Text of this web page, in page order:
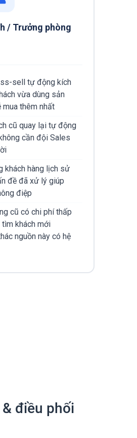
/ Trưởng phòng
sell tự động kích
vừa dùng sản
mua thêm nhất
cũ quay lại tự động
cần đội Sales
khách hàng lịch sử
đề đã xử lý giúp
điệp
cũ có chi phí thấp
khách mới
nguồn này có hệ
điều phối